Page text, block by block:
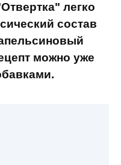
легко
состав
можно уже